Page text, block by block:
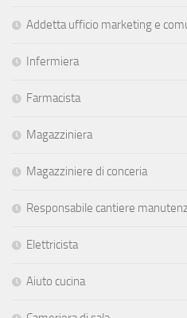
Addetta ufficio marketing e
Infermiera
Farmacista
Magazziniera
Magazziniere di conceria
Responsabile cantiere
Elettricista
Aiuto cucina